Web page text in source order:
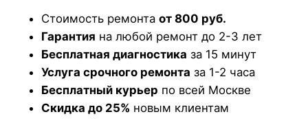
Стоимость ремонта от 800 руб.
Гарантия на любой ремонт до 2-3 лет
Бесплатная диагностика за 15 минут
Услуга срочного ремонта за 1-2 часа
Бесплатный курьер по всей Москве
Скидка до 25% новым клиентам